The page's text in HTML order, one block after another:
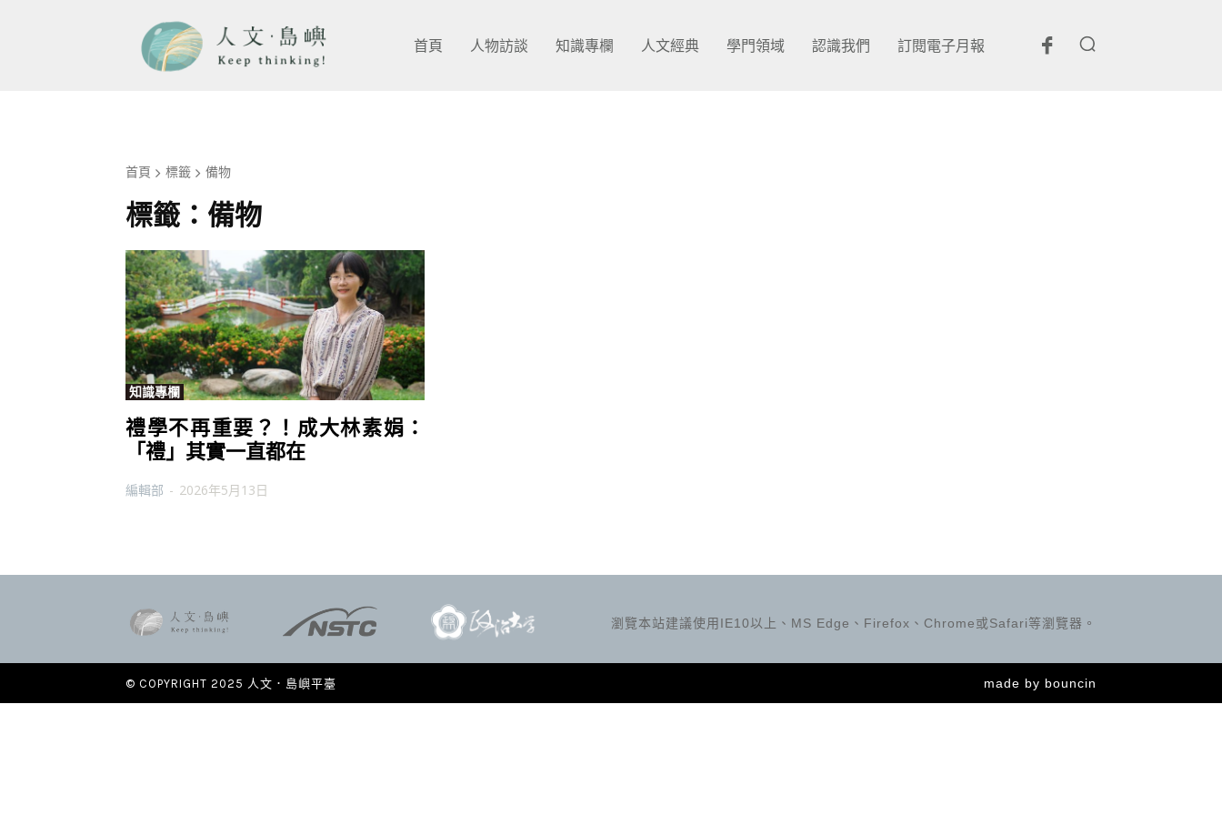
首頁 人物訪談 知識專欄 人文經典 學門領域 認識我們 訂閱電子月報
首頁 標籤 備物
標籤： 備物
知識專欄
禮學不再重要？！成大林素娟：
「禮」其實一直都在
編輯部 - 2026年5月13日
瀏覽本站建議使用IE10以上、MS Edge、Firefox、Chrome或Safari等瀏覽器。
© COPYRIGHT 2025 人文．島嶼平臺 made by bouncin